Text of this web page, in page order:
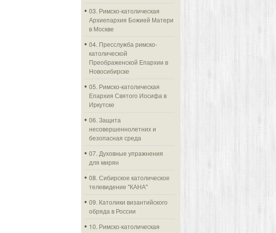
03. Римско-католическая
Архиепархия Божией Матери
в Москве
04. Пресслужба римско-
католической
Преображенской Епархии в
Новосибирске
05. Римско-католическая
Епархия Святого Иосифа в
Иркутске
06. Защита
несовершеннолетних и
безопасная среда
07. Духовные упражнения
для мирян
08. Сибирское католическое
телевидение "КАНА"
09. Католики византийского
обряда в России
10. Римско-католическая